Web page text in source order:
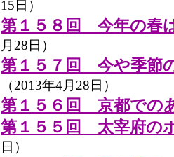
15日）
第１５８回 今年の春
月28日）
第１５７回 今や季節
（2013年4月28日）
第１５６回 京都での
第１５５回 太宰府の
日）